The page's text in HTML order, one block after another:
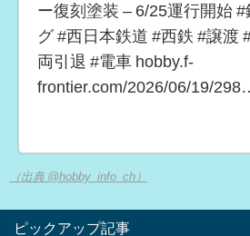
ー復刻塗装 – 6/25運行開始
グ #西日本鉄道 #西鉄 #譲渡
両引退 #電車 hobby.f-
frontier.com/2026/06/19/
（出典 @hobby_info_ch）
ピックアップ記事